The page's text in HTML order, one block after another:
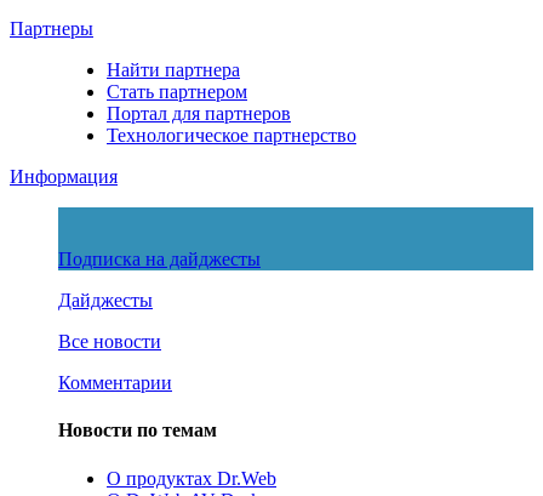
Партнеры
Найти партнера
Стать партнером
Портал для партнеров
Технологическое партнерство
Информация
Подписка на дайджесты
Дайджесты
Все новости
Комментарии
Новости по темам
О продуктах Dr.Web